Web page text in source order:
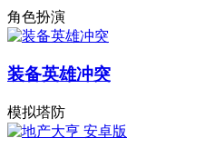
角色扮演
装备英雄冲突
模拟塔防